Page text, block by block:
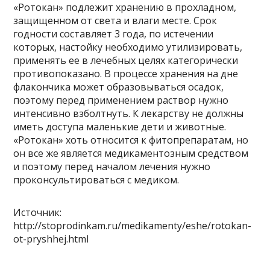
«Ротокан» подлежит хранению в прохладном,
защищенном от света и влаги месте. Срок
годности составляет 3 года, по истечении
которых, настойку необходимо утилизировать,
применять ее в лечебных целях категорически
противопоказано. В процессе хранения на дне
флакончика может образовываться осадок,
поэтому перед применением раствор нужно
интенсивно взболтнуть. К лекарству не должны
иметь доступа маленькие дети и животные.
«Ротокан» хоть относится к фитопрепаратам, но
он все же является медикаментозным средством
и поэтому перед началом лечения нужно
проконсультироваться с медиком.
Источник:
http://stoprodinkam.ru/medikamenty/eshe/rotokan-
ot-pryshhej.html